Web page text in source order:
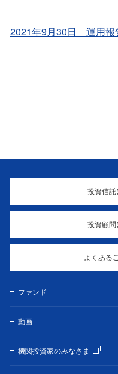
2021年9月30日 運用報
投資信
投資顧
よくある
ファンド
動画
機関投資家のみなさま